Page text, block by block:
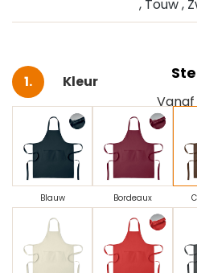
, Touw,
Selecteer
Kleur
Blauw Bordeaux